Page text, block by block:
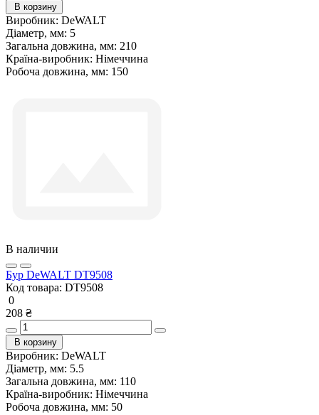
В корзину
Виробник: DeWALT
Діаметр, мм: 5
Загальна довжина, мм: 210
Країна-виробник: Німеччина
Робоча довжина, мм: 150
В наличии
Бур DeWALT DT9508
Код товара: DT9508
0
208 ₴
В корзину
Виробник: DeWALT
Діаметр, мм: 5.5
Загальна довжина, мм: 110
Країна-виробник: Німеччина
Робоча довжина, мм: 50